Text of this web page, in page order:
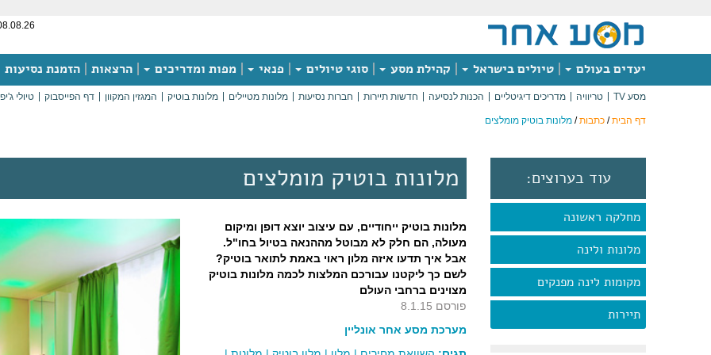
יעדים בעולם טיולים בישראל קהילת מסע סוגי טיולים פנאי מפות ומדריכים הרצאות הזמנת נסיעות
מסע TV טריוויה מדריכים דיגיטליים הכנות לנסיעה חדשות תיירות חברות נסיעות מלונות מטיילים מלונות בוטיק המגזין המקוון דף הפייסבוק טיולי
דף הבית/ כתבות/ מלונות בוטיק מומלצים
עוד בערוצים:
מחלקה ראשונה
מלונות ולינה
מקומות לינה מפנקים
תיירות
מלונות בוטיק מומלצים
מלונות בוטיק ייחודיים, עם עיצוב יוצא דופן ומיקום
מעולה, הם חלק לא מבוטל מההנאה בטיול בחו"ל.
אבל איך תדעו איזה מלון ראוי באמת לתואר בוטיק?
לשם כך ליקטנו עבורכם המלצות לכמה מלונות בוטיק
מצוינים ברחבי העולם
פורסם 8.1.15
מערכת מסע אחר אונליין